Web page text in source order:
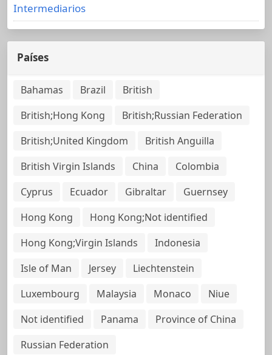
Intermediarios
Países
Bahamas Brazil
British
British;Hong Kong
British;Russian Federation
British;United Kingdom
British Anguilla
British Virgin Islands
China
Colombia
Cyprus
Ecuador Gibraltar
Guernsey
Hong Kong
Hong Kong;Not identified
Hong Kong;Virgin Islands
Indonesia
Isle of Man
Jersey
Liechtenstein
Luxembourg
Malaysia Monaco
Niue
Not identified
Panama
Province of China
Russian Federation